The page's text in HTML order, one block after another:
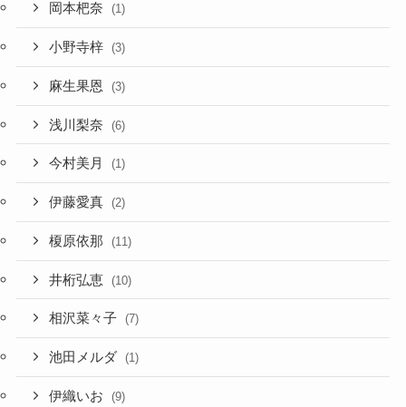
岡本杷奈 (1)
小野寺梓 (3)
麻生果恩 (3)
浅川梨奈 (6)
今村美月 (1)
伊藤愛真 (2)
榎原依那 (11)
井桁弘恵 (10)
相沢菜々子 (7)
池田メルダ (1)
伊織いお (9)